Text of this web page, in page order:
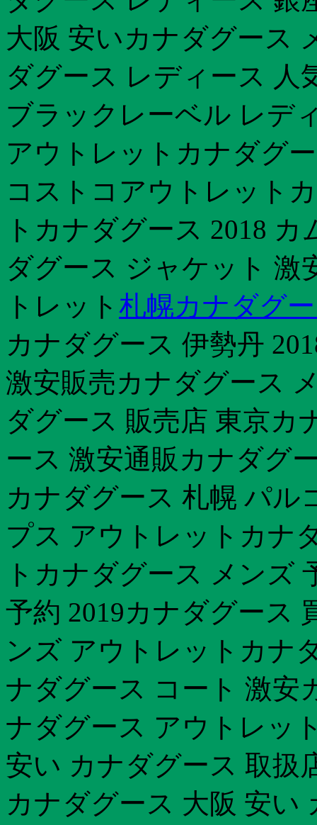
大阪 安いカナダグース
ダグース レディース 人
ブラックレーベル レデ
アウトレットカナダグ
コストコアウトレット
トカナダグース 2018
ダグース ジャケット 激
トレット 札幌カナダグ
カナダグース 伊勢丹
激安販売カナダグース
ダグース 販売店 東京カ
ース 激安通販カナダグ
カナダグース 札幌 パル
プス アウトレットカナ
トカナダグース メンズ
予約 2019カナダグース
ンズ アウトレットカナ
ナダグース コート 激安
ナダグース アウトレッ
安い カナダグース 取扱
カナダグース 大阪 安い